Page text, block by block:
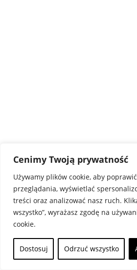
Cenimy Twoją prywatność
Używamy plików cookie, aby
przeglądania, wyświetlać
treści oraz analizować nasz ruch.
wszystko”, wyrażasz zgodę na
cookie.
Dostosuj Odrzuć wszystko